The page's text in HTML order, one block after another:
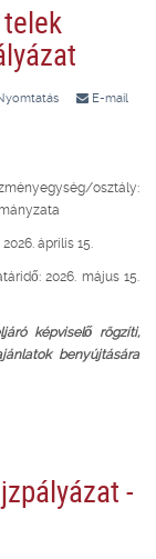
E-mail
osztály:
április 15.
2026. május 15.
képviselő rögzíti,
benyújtására
-